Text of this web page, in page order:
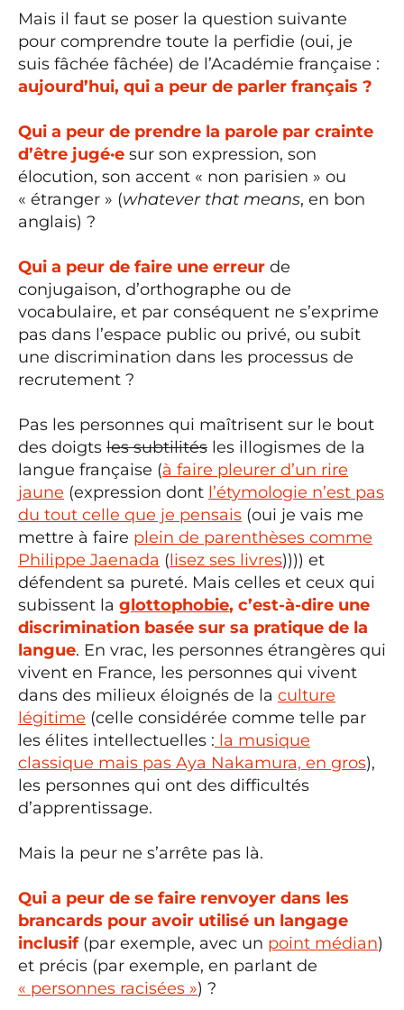
Mais il faut se poser la question suivante
pour comprendre toute la perfidie (oui, je
suis fâchée fâchée) de l’Académie française :
aujourd’hui, qui a peur de parler français ?
Qui a peur de prendre la parole par crainte
d’être jugé·e sur son expression, son
élocution, son accent « non parisien » ou
« étranger » (whatever that means, en bon
anglais) ?
Qui a peur de faire une erreur de
conjugaison, d’orthographe ou de
vocabulaire, et par conséquent ne s’exprime
pas dans l’espace public ou privé, ou subit
une discrimination dans les processus de
recrutement ?
Pas les personnes qui maîtrisent sur le bout
des doigts les subtilités les illogismes de la
langue française (à faire pleurer d’un rire
jaune (expression dont l’étymologie n’est pas
du tout celle que je pensais (oui je vais me
mettre à faire plein de parenthèses comme
Philippe Jaenada (lisez ses livres)))) et
défendent sa pureté. Mais celles et ceux qui
subissent la glottophobie, c’est-à-dire une
discrimination basée sur sa pratique de la
langue. En vrac, les personnes étrangères qui
vivent en France, les personnes qui vivent
dans des milieux éloignés de la culture
légitime (celle considérée comme telle par
les élites intellectuelles : la musique
classique mais pas Aya Nakamura, en gros),
les personnes qui ont des difficultés
d’apprentissage.
Mais la peur ne s’arrête pas là.
Qui a peur de se faire renvoyer dans les
brancards pour avoir utilisé un langage
inclusif(par exemple, avec un point médian)
et précis (par exemple, en parlant de
« personnes racisées ») ?